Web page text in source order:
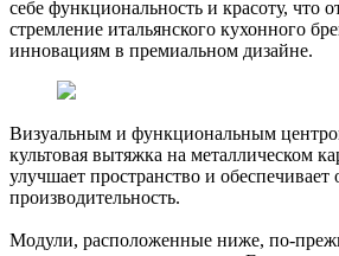
себе функциональность и красоту, что
стремление итальянского кухонного
инновациям в премиальном дизайне.
Визуальным и функциональным
культовая вытяжка на металлическом
улучшает пространство и
производительность.
Модули, расположенные ниже, по-